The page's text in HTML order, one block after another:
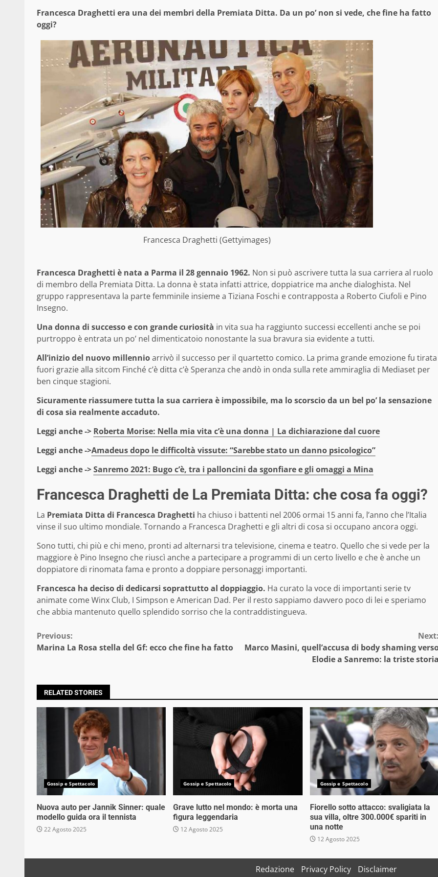
Francesca Draghetti era una dei membri della Premiata Ditta. Da un po’ non si vede, che fine ha fatto
oggi?
Francesca Draghetti (Gettyimages)
Francesca Draghetti è nata a Parma il 28 gennaio 1962. Non si può ascrivere tutta la sua carriera al ruolo
di membro della Premiata Ditta. La donna è stata infatti attrice, doppiatrice ma anche dialoghista. Nel
gruppo rappresentava la parte femminile insieme a Tiziana Foschi e contrapposta a Roberto Ciufoli e Pino
Insegno.
Una donna di successo e con grande curiosità in vita sua ha raggiunto successi eccellenti anche se poi
purtroppo è entrata un po’ nel dimenticatoio nonostante la sua bravura sia evidente a tutti.
All’inizio del nuovo millennioarrivò il successo per il quartetto comico. La prima grande emozione fu tirata
fuori grazie alla sitcom Finché c’è ditta c’è Speranza che andò in onda sulla rete ammiraglia di Mediaset per
ben cinque stagioni.
Sicuramente riassumere tutta la sua carriera è impossibile, ma lo scorscio da un bel po’ la sensazione
di cosa sia realmente accaduto.
Leggi anche -> Roberta Morise: Nella mia vita c’è una donna | La dichiarazione dal cuore
Leggi anche ->Amadeus dopo le difficoltà vissute: “Sarebbe stato un danno psicologico”
Leggi anche ->Sanremo 2021: Bugo c’è, tra i palloncini da sgonfiare e gli omaggi a Mina
Francesca Draghetti de La Premiata Ditta: che cosa fa oggi?
La Premiata Ditta di Francesca Draghetti ha chiuso i battenti nel 2006 ormai 15 anni fa, l’anno che l’Italia
vinse il suo ultimo mondiale. Tornando a Francesca Draghetti e gli altri di cosa si occupano ancora oggi.
Sono tutti, chi più e chi meno, pronti ad alternarsi tra televisione, cinema e teatro. Quello che si vede per la
maggiore è Pino Insegno che riuscì anche a partecipare a programmi di un certo livello e che è anche un
doppiatore di rinomata fama e pronto a doppiare personaggi importanti.
Francesca ha deciso di dedicarsi soprattutto al doppiaggio. Ha curato la voce di importanti serie tv
animate come Winx Club, I Simpson e American Dad. Per il resto sappiamo davvero poco di lei e speriamo
che abbia mantenuto quello splendido sorriso che la contraddistingueva.
Continue
Previous:
Marina La Rosa stella del Gf: ecco che fine ha fatto
Marco Masini, quell’accusa di body shaming
Elodie a Sanremo: la triste
RELATED STORIES
Gossip e Spettacolo
Nuova auto per Jannik Sinner: quale
modello guida ora il tennista
22 Agosto 2025
Gossip e Spettacolo
Grave lutto nel mondo: è morta una
figura leggendaria
12 Agosto 2025
Gossip e Spettacolo
Fiorello sotto attacco: svaligiata la
sua villa, oltre 300.000€ spariti in
una notte
12 Agosto 2025
Redazione Privacy Policy Disclaimer